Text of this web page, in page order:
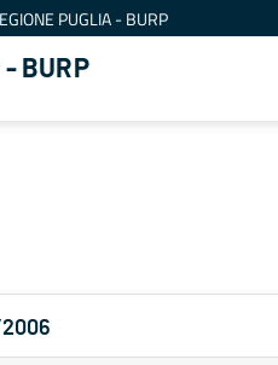
PUGLIA - BURP
BURP